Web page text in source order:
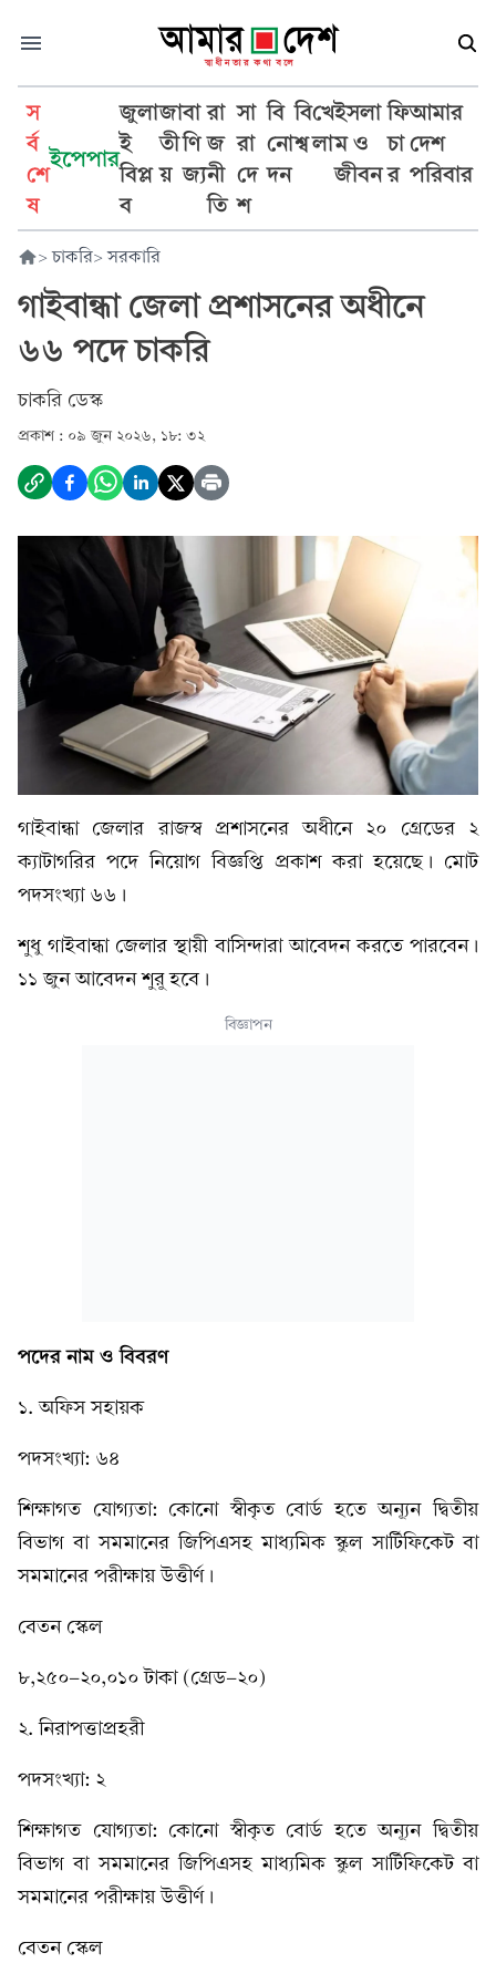
স
র্ব
শে
ষ
ইপেপার
জুলা
ই
বিপ্ল
ব
জা
তী
য়
বা
ণি
জ্য
রা
জ
নী
তি
সা
রা
দে
শ
বি
নো
দন
বি
শ্ব
খে
লা
ইসলা
ম ও
জীবন
ফি
চা
র
আমার
দেশ
পরিবার
> চাকরি> সরকারি
গাইবান্ধা জেলা প্রশাসনের অধীনে
৬৬ পদে চাকরি
চাকরি ডেস্ক
প্রকাশ : ০৯ জুন ২০২৬, ১৮: ৩২
গাইবান্ধা জেলার রাজস্ব প্রশাসনের অধীনে ২০ গ্রেডের ২
ক্যাটাগরির পদে নিয়োগ বিজ্ঞপ্তি প্রকাশ করা হয়েছে। মোট
পদসংখ্যা ৬৬।
শুধু গাইবান্ধা জেলার স্থায়ী বাসিন্দারা আবেদন করতে পারবেন।
১১ জুন আবেদন শুরু হবে।
বিজ্ঞাপন
পদের নাম ও বিবরণ
১. অফিস সহায়ক
পদসংখ্যা: ৬৪
শিক্ষাগত যোগ্যতা: কোনো স্বীকৃত বোর্ড হতে অন্যূন দ্বিতীয়
বিভাগ বা সমমানের জিপিএসহ মাধ্যমিক স্কুল সার্টিফিকেট বা
সমমানের পরীক্ষায় উত্তীর্ণ।
বেতন স্কেল
৮,২৫০-২০,০১০ টাকা (গ্রেড-২০)
২. নিরাপত্তাপ্রহরী
পদসংখ্যা: ২
শিক্ষাগত যোগ্যতা: কোনো স্বীকৃত বোর্ড হতে অন্যূন দ্বিতীয়
বিভাগ বা সমমানের জিপিএসহ মাধ্যমিক স্কুল সার্টিফিকেট বা
সমমানের পরীক্ষায় উত্তীর্ণ।
বেতন স্কেল